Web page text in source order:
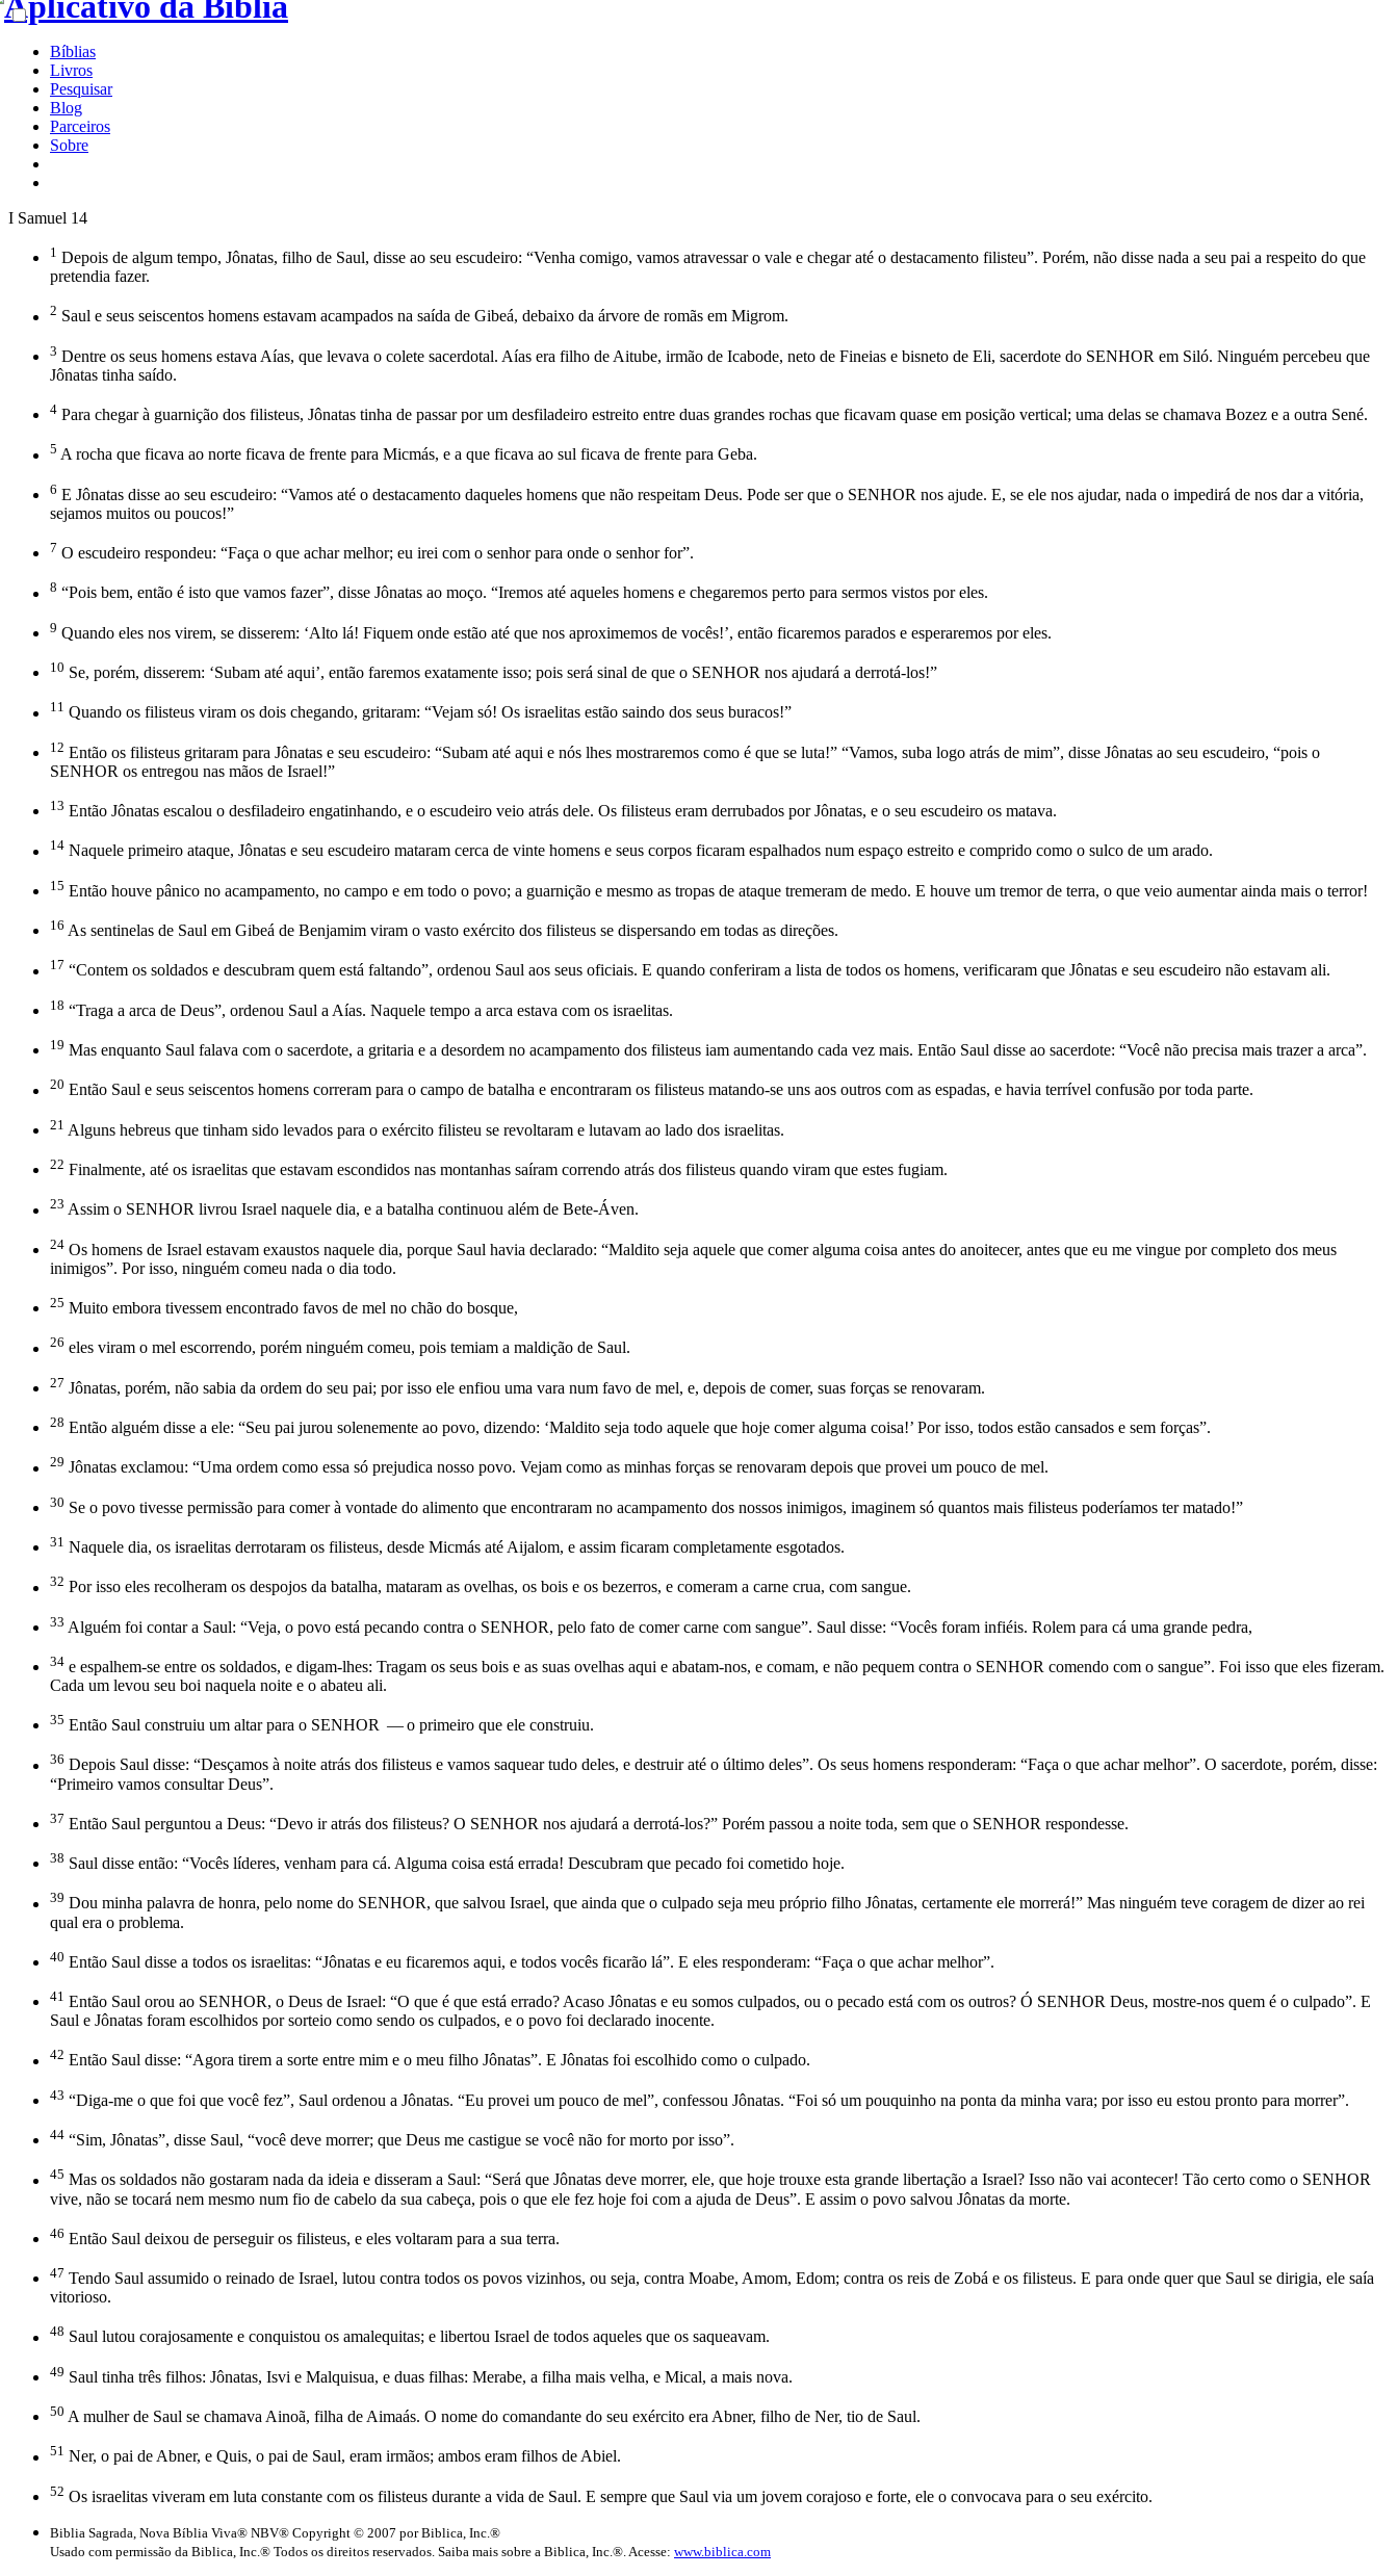
Bíblias
Livros
Pesquisar
Blog
Parceiros
Sobre
I Samuel 14
1 Depois de algum tempo, Jônatas, filho de Saul, disse ao seu escudeiro: “Venha comigo, vamos atravessar o vale e chegar até o destacamento filisteu”. Porém, não disse nada a seu pai a respeito do que
pretendia fazer.
2 Saul e seus seiscentos homens estavam acampados na saída de Gibeá, debaixo da árvore de romãs em Migrom.
3 Dentre os seus homens estava Aías, que levava o colete sacerdotal. Aías era filho de Aitube, irmão de Icabode, neto de Fineias e bisneto de Eli, sacerdote do SENHOR em Siló. Ninguém percebeu que
Jônatas tinha saído.
4 Para chegar à guarnição dos filisteus, Jônatas tinha de passar por um desfiladeiro estreito entre duas grandes rochas que ficavam quase em posição vertical; uma delas se chamava Bozez e a outra Sené.
5 A rocha que ficava ao norte ficava de frente para Micmás, e a que ficava ao sul ficava de frente para Geba.
6 E Jônatas disse ao seu escudeiro: “Vamos até o destacamento daqueles homens que não respeitam Deus. Pode ser que o SENHOR nos ajude. E, se ele nos ajudar, nada o impedirá de nos dar a vitória,
sejamos muitos ou poucos!”
7 O escudeiro respondeu: “Faça o que achar melhor; eu irei com o senhor para onde o senhor for”.
8 “Pois bem, então é isto que vamos fazer”, disse Jônatas ao moço. “Iremos até aqueles homens e chegaremos perto para sermos vistos por eles.
9 Quando eles nos virem, se disserem: ‘Alto lá! Fiquem onde estão até que nos aproximemos de vocês!’, então ficaremos parados e esperaremos por eles.
10 Se, porém, disserem: ‘Subam até aqui’, então faremos exatamente isso; pois será sinal de que o SENHOR nos ajudará a derrotá-los!”
11 Quando os filisteus viram os dois chegando, gritaram: “Vejam só! Os israelitas estão saindo dos seus buracos!”
12 Então os filisteus gritaram para Jônatas e seu escudeiro: “Subam até aqui e nós lhes mostraremos como é que se luta!” “Vamos, suba logo atrás de mim”, disse Jônatas ao seu escudeiro, “pois o
SENHOR os entregou nas mãos de Israel!”
13 Então Jônatas escalou o desfiladeiro engatinhando, e o escudeiro veio atrás dele. Os filisteus eram derrubados por Jônatas, e o seu escudeiro os matava.
14 Naquele primeiro ataque, Jônatas e seu escudeiro mataram cerca de vinte homens e seus corpos ficaram espalhados num espaço estreito e comprido como o sulco de um arado.
15 Então houve pânico no acampamento, no campo e em todo o povo; a guarnição e mesmo as tropas de ataque tremeram de medo. E houve um tremor de terra, o que veio aumentar ainda mais o terror!
16 As sentinelas de Saul em Gibeá de Benjamim viram o vasto exército dos filisteus se dispersando em todas as direções.
17 “Contem os soldados e descubram quem está faltando”, ordenou Saul aos seus oficiais. E quando conferiram a lista de todos os homens, verificaram que Jônatas e seu escudeiro não estavam ali.
18 “Traga a arca de Deus”, ordenou Saul a Aías. Naquele tempo a arca estava com os israelitas.
19 Mas enquanto Saul falava com o sacerdote, a gritaria e a desordem no acampamento dos filisteus iam aumentando cada vez mais. Então Saul disse ao sacerdote: “Você não precisa mais trazer a arca”.
20 Então Saul e seus seiscentos homens correram para o campo de batalha e encontraram os filisteus matando-se uns aos outros com as espadas, e havia terrível confusão por toda parte.
21 Alguns hebreus que tinham sido levados para o exército filisteu se revoltaram e lutavam ao lado dos israelitas.
22 Finalmente, até os israelitas que estavam escondidos nas montanhas saíram correndo atrás dos filisteus quando viram que estes fugiam.
23 Assim o SENHOR livrou Israel naquele dia, e a batalha continuou além de Bete-Áven.
24 Os homens de Israel estavam exaustos naquele dia, porque Saul havia declarado: “Maldito seja aquele que comer alguma coisa antes do anoitecer, antes que eu me vingue por completo dos meus
inimigos”. Por isso, ninguém comeu nada o dia todo.
25 Muito embora tivessem encontrado favos de mel no chão do bosque,
26 eles viram o mel escorrendo, porém ninguém comeu, pois temiam a maldição de Saul.
27 Jônatas, porém, não sabia da ordem do seu pai; por isso ele enfiou uma vara num favo de mel, e, depois de comer, suas forças se renovaram.
28 Então alguém disse a ele: “Seu pai jurou solenemente ao povo, dizendo: ‘Maldito seja todo aquele que hoje comer alguma coisa!’ Por isso, todos estão cansados e sem forças”.
29 Jônatas exclamou: “Uma ordem como essa só prejudica nosso povo. Vejam como as minhas forças se renovaram depois que provei um pouco de mel.
30 Se o povo tivesse permissão para comer à vontade do alimento que encontraram no acampamento dos nossos inimigos, imaginem só quantos mais filisteus poderíamos ter matado!”
31 Naquele dia, os israelitas derrotaram os filisteus, desde Micmás até Aijalom, e assim ficaram completamente esgotados.
32 Por isso eles recolheram os despojos da batalha, mataram as ovelhas, os bois e os bezerros, e comeram a carne crua, com sangue.
33 Alguém foi contar a Saul: “Veja, o povo está pecando contra o SENHOR, pelo fato de comer carne com sangue”. Saul disse: “Vocês foram infiéis. Rolem para cá uma grande pedra,
34 e espalhem-se entre os soldados, e digam-lhes: Tragam os seus bois e as suas ovelhas aqui e abatam-nos, e comam, e não pequem contra o SENHOR comendo com o sangue”. Foi isso que eles fizeram.
Cada um levou seu boi naquela noite e o abateu ali.
35 Então Saul construiu um altar para o SENHOR — o primeiro que ele construiu.
36 Depois Saul disse: “Desçamos à noite atrás dos filisteus e vamos saquear tudo deles, e destruir até o último deles”. Os seus homens responderam: “Faça o que achar melhor”. O sacerdote, porém, disse:
“Primeiro vamos consultar Deus”.
37 Então Saul perguntou a Deus: “Devo ir atrás dos filisteus? O SENHOR nos ajudará a derrotá-los?” Porém passou a noite toda, sem que o SENHOR respondesse.
38 Saul disse então: “Vocês líderes, venham para cá. Alguma coisa está errada! Descubram que pecado foi cometido hoje.
39 Dou minha palavra de honra, pelo nome do SENHOR, que salvou Israel, que ainda que o culpado seja meu próprio filho Jônatas, certamente ele morrerá!” Mas ninguém teve coragem de dizer ao rei
qual era o problema.
40 Então Saul disse a todos os israelitas: “Jônatas e eu ficaremos aqui, e todos vocês ficarão lá”. E eles responderam: “Faça o que achar melhor”.
41 Então Saul orou ao SENHOR, o Deus de Israel: “O que é que está errado? Acaso Jônatas e eu somos culpados, ou o pecado está com os outros? Ó SENHOR Deus, mostre-nos quem é o culpado”. E
Saul e Jônatas foram escolhidos por sorteio como sendo os culpados, e o povo foi declarado inocente.
42 Então Saul disse: “Agora tirem a sorte entre mim e o meu filho Jônatas”. E Jônatas foi escolhido como o culpado.
43 “Diga-me o que foi que você fez”, Saul ordenou a Jônatas. “Eu provei um pouco de mel”, confessou Jônatas. “Foi só um pouquinho na ponta da minha vara; por isso eu estou pronto para morrer”.
44 “Sim, Jônatas”, disse Saul, “você deve morrer; que Deus me castigue se você não for morto por isso”.
45 Mas os soldados não gostaram nada da ideia e disseram a Saul: “Será que Jônatas deve morrer, ele, que hoje trouxe esta grande libertação a Israel? Isso não vai acontecer! Tão certo como o SENHOR
vive, não se tocará nem mesmo num fio de cabelo da sua cabeça, pois o que ele fez hoje foi com a ajuda de Deus”. E assim o povo salvou Jônatas da morte.
46 Então Saul deixou de perseguir os filisteus, e eles voltaram para a sua terra.
47 Tendo Saul assumido o reinado de Israel, lutou contra todos os povos vizinhos, ou seja, contra Moabe, Amom, Edom; contra os reis de Zobá e os filisteus. E para onde quer que Saul se dirigia, ele saía
vitorioso.
48 Saul lutou corajosamente e conquistou os amalequitas; e libertou Israel de todos aqueles que os saqueavam.
49 Saul tinha três filhos: Jônatas, Isvi e Malquisua, e duas filhas: Merabe, a filha mais velha, e Mical, a mais nova.
50 A mulher de Saul se chamava Ainoã, filha de Aimaás. O nome do comandante do seu exército era Abner, filho de Ner, tio de Saul.
51 Ner, o pai de Abner, e Quis, o pai de Saul, eram irmãos; ambos eram filhos de Abiel.
52 Os israelitas viveram em luta constante com os filisteus durante a vida de Saul. E sempre que Saul via um jovem corajoso e forte, ele o convocava para o seu exército.
Biblia Sagrada, Nova Bíblia Viva® NBV® Copyright © 2007 por Biblica, Inc.®
Usado com permissão da Biblica, Inc.® Todos os direitos reservados. Saiba mais sobre a Biblica, Inc.®. Acesse: www.biblica.com